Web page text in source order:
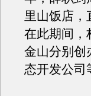
里山饭店，
在此期间，
金山分别创
态开发公司